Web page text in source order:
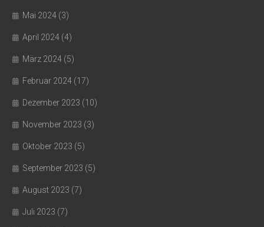
Mai 2024 (3)
April 2024 (4)
März 2024 (5)
Februar 2024 (17)
Dezember 2023 (10)
November 2023 (3)
Oktober 2023 (5)
September 2023 (5)
August 2023 (7)
Juli 2023 (7)